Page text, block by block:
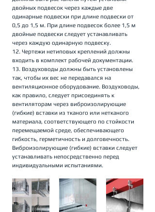
двойных подвесок через каждые две
одинарные подвески при длине подвески от
0,5 до 1,5 м. При длине подвесок более 1,5 м
двойные подвески следует устанавливать
через каждую одинарную подвеску.
12. Чертежи нетиповых креплений должны
входить в комплект рабочей документации.
13. Воздуховоды должны быть установлены
так, чтобы их вес не передавался на
вентиляционное оборудование. Воздуховоды,
как правило, следует присоединять к
вентиляторам через виброизолирующие
(гибкие) вставки из тканого или нетканого
материала, соответствующего по стойкости
перемещаемой среде, обеспечивающего
гибкость, герметичность и долговечность.
Виброизолирующие (гибкие) вставки следует
устанавливать непосредственно перед
индивидуальными испытаниями.